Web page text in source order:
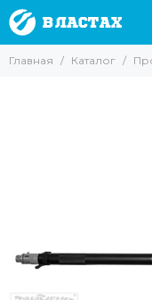
Производители
H.DESSAULT
Главная Каталог